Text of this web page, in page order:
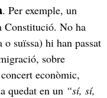
. Per exemple, un
Constitució. No ha
suïssa) hi han passat
sobre
econòmic,
quedat en un “sí, sí,